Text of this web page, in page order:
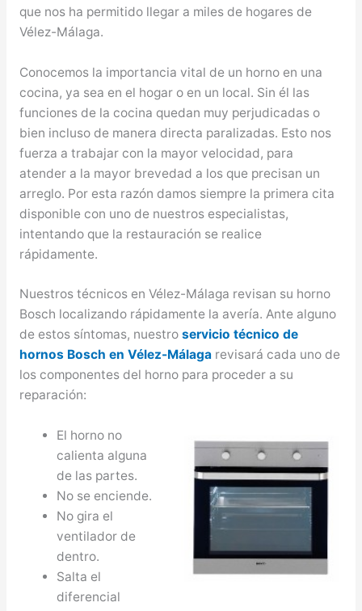
que nos ha permitido llegar a miles de hogares de
Vélez-Málaga.
Conocemos la importancia vital de un horno en una
cocina, ya sea en el hogar o en un local. Sin él las
funciones de la cocina quedan muy perjudicadas o
bien incluso de manera directa paralizadas. Esto nos
fuerza a trabajar con la mayor velocidad, para
atender a la mayor brevedad a los que precisan un
arreglo. Por esta razón damos siempre la primera cita
disponible con uno de nuestros especialistas,
intentando que la restauración se realice
rápidamente.
Nuestros técnicos en Vélez-Málaga revisan su horno
Bosch localizando rápidamente la avería. Ante alguno
de estos síntomas, nuestro servicio técnico de
hornos Bosch en Vélez-Málagarevisará cada uno de
los componentes del horno para proceder a su
reparación:
El horno no
calienta alguna
de las partes.
No se enciende.
No gira el
ventilador de
dentro.
Salta el
diferencial